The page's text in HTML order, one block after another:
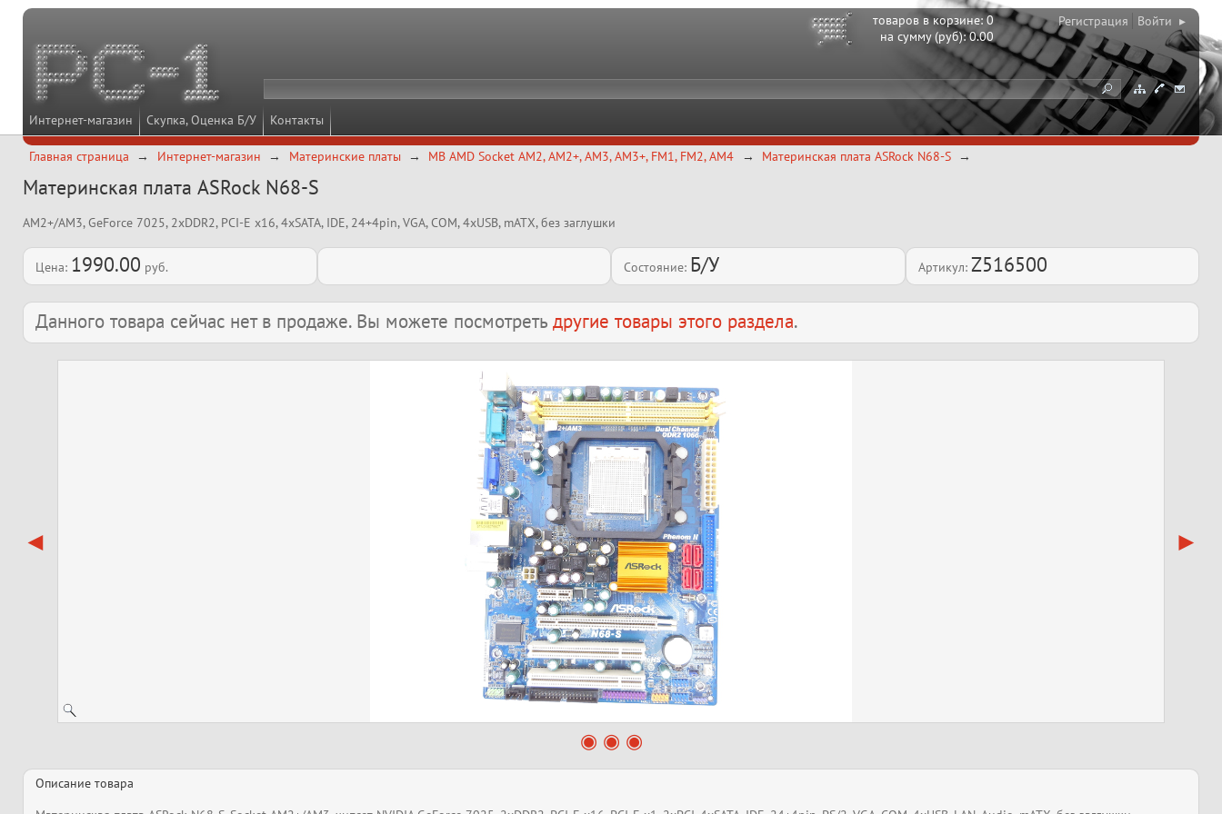
Интернет-магазин Скупка, Оценка Б/У Контакты
товаров в корзине:0
на сумму (руб):0.00
Регистрация Войти ▸
Главная страница Интернет-магазин Материнские платы MB AMD Socket AM2, AM2+, AM3, AM3+, FM1, FM2, AM4 Материнская плата ASRock N68-S
Материнская плата ASRock N68-S
AM2+/AM3, GeForce 7025, 2xDDR2, PCI-E x16, 4xSATA, IDE, 24+4pin, VGA, COM, 4xUSB, mATX, без заглушки
Цена: 1990.00 руб. Состояние: Б/У Артикул: Z516500
Данного товара сейчас нет в продаже. Вы можете посмотреть другие товары этого раздела.
Описание товара